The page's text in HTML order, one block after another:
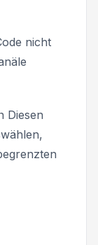
nicht
Diesen